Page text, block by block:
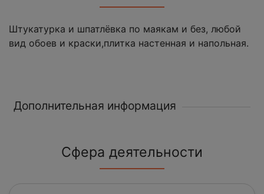
Штукатурка и шпатлёвка по маякам и без, любой
вид обоев и краски,плитка настенная и напольная.
Дополнительная информация
Сфера деятельности